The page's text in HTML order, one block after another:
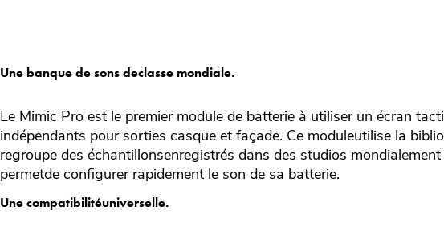
Une banque de sons declasse mondiale.
Le Mimic Pro est le premier module de batterie à utiliser un écran
indépendants pour sorties casque et façade. Ce moduleutilise la
regroupe des échantillonsenregistrés dans des studios
permetde configurer rapidement le son de sa batterie.
Une compatibilitéuniverselle.